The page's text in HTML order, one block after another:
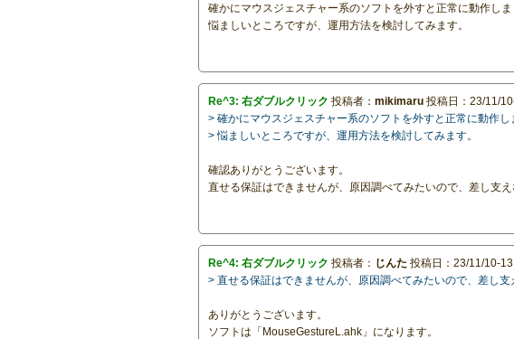
確かにマウスジェスチャー系のソフトを外すと正常に動作しま
悩ましいところですが、運用方法を検討してみます。
Re^3: 右ダブルクリック 投稿者：mikimaru 投稿日：23/11/
> 確かにマウスジェスチャー系のソフトを外すと正常に動作し
> 悩ましいところですが、運用方法を検討してみます。
確認ありがとうございます。
直せる保証はできませんが、原因調べてみたいので、差し支
Re^4: 右ダブルクリック 投稿者： じんた 投稿日：23/11/10-
> 直せる保証はできませんが、原因調べてみたいので、差し
ありがとうございます。
ソフトは「MouseGestureL.ahk」になります。